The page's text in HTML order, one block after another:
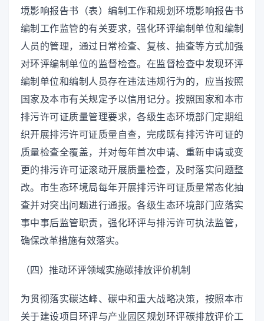
境影响报告书（表）编制工作和规划环境影响报告书
编制工作监管的有关要求，强化环评编制单位和编制
人员的管理，通过日常检查、复核、抽查等方式加强
对环评编制单位的监督检查。在监督检查中发现环评
编制单位和编制人员存在违法违规行为的，应当按照
国家及本市有关规定予以信用记分。按照国家和本市
排污许可证质量管理要求，各级生态环境部门定期组
织开展排污许可证质量自查，完成既有排污许可证的
质量检查全覆盖，并对每年首次申请、重新申请或变
更的排污许可证滚动开展质量检查，及时落实问题整
改。市生态环境局每年开展排污许可证质量常态化抽
查并对突出问题进行通报。各级生态环境部门应落实
事中事后监管职责，强化环评与排污许可执法监管，
确保改革措施有效落实。
（四）推动环评领域实施碳排放评价机制
为贯彻落实碳达峰、碳中和重大战略决策，按照本市
关于建设项目环评与产业园区规划环评碳排放评价工